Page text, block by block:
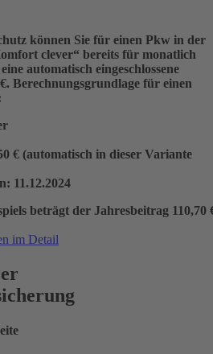
können Sie für einen Pkw in der
clever“ bereits für monatlich
automatisch eingeschlossene
Berechnungsgrundlage für einen
€ (automatisch in dieser Variante
: 11.12.2024
beträgt der Jahresbeitrag 110,70
im Detail